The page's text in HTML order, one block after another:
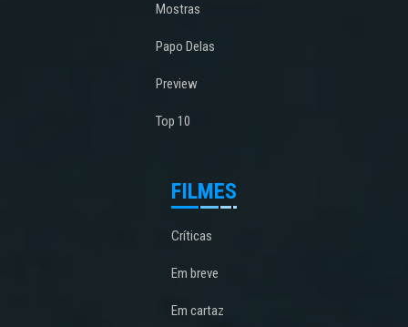
Mostras
Papo Delas
Preview
Top 10
FILMES
Críticas
Em breve
Em cartaz